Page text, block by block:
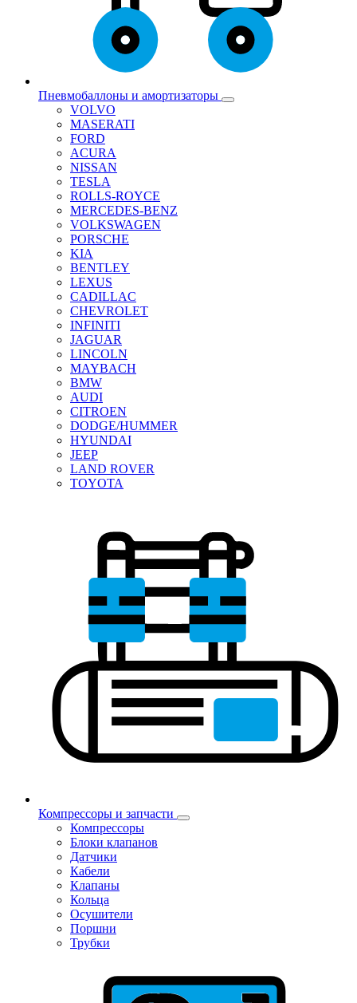
Пневмобаллоны и амортизаторы
VOLVO
MASERATI
FORD
ACURA
NISSAN
TESLA
ROLLS-ROYCE
MERCEDES-BENZ
VOLKSWAGEN
PORSCHE
KIA
BENTLEY
LEXUS
CADILLAC
CHEVROLET
INFINITI
JAGUAR
LINCOLN
MAYBACH
BMW
AUDI
CITROEN
DODGE/HUMMER
HYUNDAI
JEEP
LAND ROVER
TOYOTA
Компрессоры и запчасти
Компрессоры
Блоки клапанов
Датчики
Кабели
Клапаны
Кольца
Осушители
Поршни
Трубки